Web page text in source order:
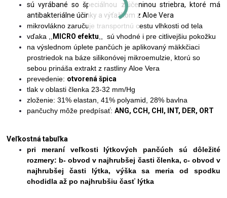
súvyrábané so špeciálnou zlúčeninou striebra, ktoré má
antibakteriálne účinky a výťažkom z Aloe Vera
mikrovlákno zaručuje transportnú cestu vlhkosti od tela
vďaka ,,
MICRO efektu ,, sú vhodné i pre citlivejšiu pokožku
na výslednom úplete pančúch je aplikovaný mäkkčiaci
prostriedok na báze silikonóvej mikroemulzie, ktorú so
sebou prináša extrakt z rastliny Aloe Vera
prevedenie: otvorená špica
tlak v oblasti členka 23-32 mm/Hg
zloženie:31% elastan, 41% polyamid, 28% bavlna
pančuchy môže predpísať:ANG, CCH, CHI, INT, DER, ORT
Veľkostná tabuľka
pri meraní veľkosti lýtkových pančúch sú dôležité
rozmery: b- obvod v najhrubšej časti členka, c- obvod v
najhrubšej časti lýtka, výška sa meria od spodku
chodidla až po najhrubšiu časť lýtka